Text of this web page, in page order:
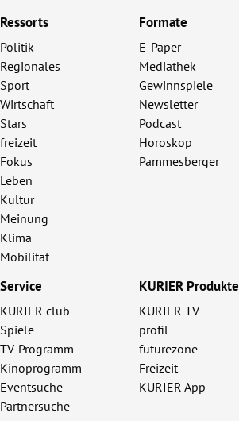
Ressorts
Politik
Regionales
Sport
Wirtschaft
Stars
freizeit
Fokus
Leben
Kultur
Meinung
Klima
Mobilität
Formate
E-Paper
Mediathek
Gewinnspiele
Newsletter
Podcast
Horoskop
Pammesberger
Service
KURIER club
Spiele
TV-Programm
Kinoprogramm
Eventsuche
Partnersuche
KURIER Produkte
KURIER TV
profil
futurezone
Freizeit
KURIER App